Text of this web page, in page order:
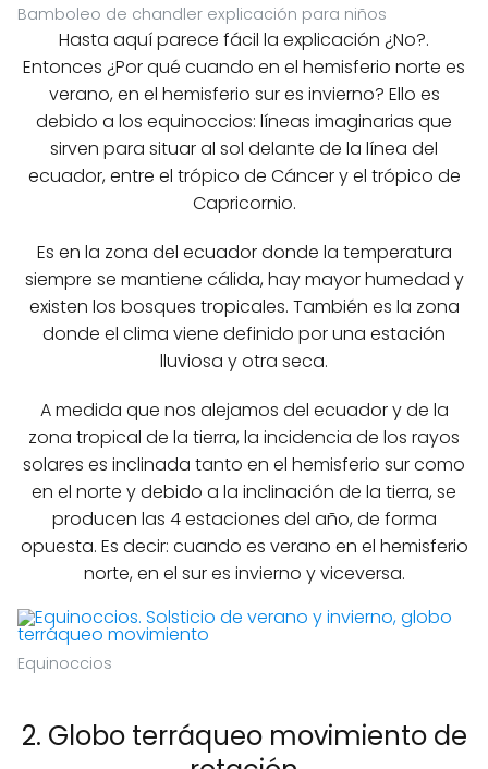
Bamboleo de chandler explicación para niños
Hasta aquí parece fácil la explicación ¿No?.
Entonces ¿Por qué cuando en el hemisferio norte es
verano, en el hemisferio sur es invierno? Ello es
debido a los equinoccios: líneas imaginarias que
sirven para situar al sol delante de la línea del
ecuador, entre el trópico de Cáncer y el trópico de
Capricornio.
Es en la zona del ecuador donde la temperatura
siempre se mantiene cálida, hay mayor humedad y
existen los bosques tropicales. También es la zona
donde el clima viene definido por una estación
lluviosa y otra seca.
A medida que nos alejamos del ecuador y de la
zona tropical de la tierra, la incidencia de los rayos
solares es inclinada tanto en el hemisferio sur como
en el norte y debido a la inclinación de la tierra, se
producen las 4 estaciones del año, de forma
opuesta. Es decir: cuando es verano en el hemisferio
norte, en el sur es invierno y viceversa.
Equinoccios
2. Globo terráqueo movimiento de